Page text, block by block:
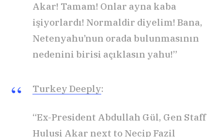
Akar! Tamam! Onlar ayna kaba
işiyorlardı! Normaldir diyelim! Bana,
Netenyahu’nun orada bulunmasının
nedenini birisi açıklasın yahu!”
Turkey Deeply:
“Ex-President Abdullah Gül, Gen Staff
Hulusi Akar next to Necip Fazil